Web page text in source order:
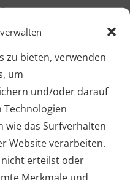
zu bieten, verwenden
um
und/oder darauf
Technologien
wie das Surfverhalten
Website verarbeiten.
erteilst oder
Merkmale und